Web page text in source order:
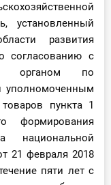
установленный
развития
согласованию с
органом по
уполномоченным
пункта 1
формирования
национальной
21 февраля 2018
пяти лет с